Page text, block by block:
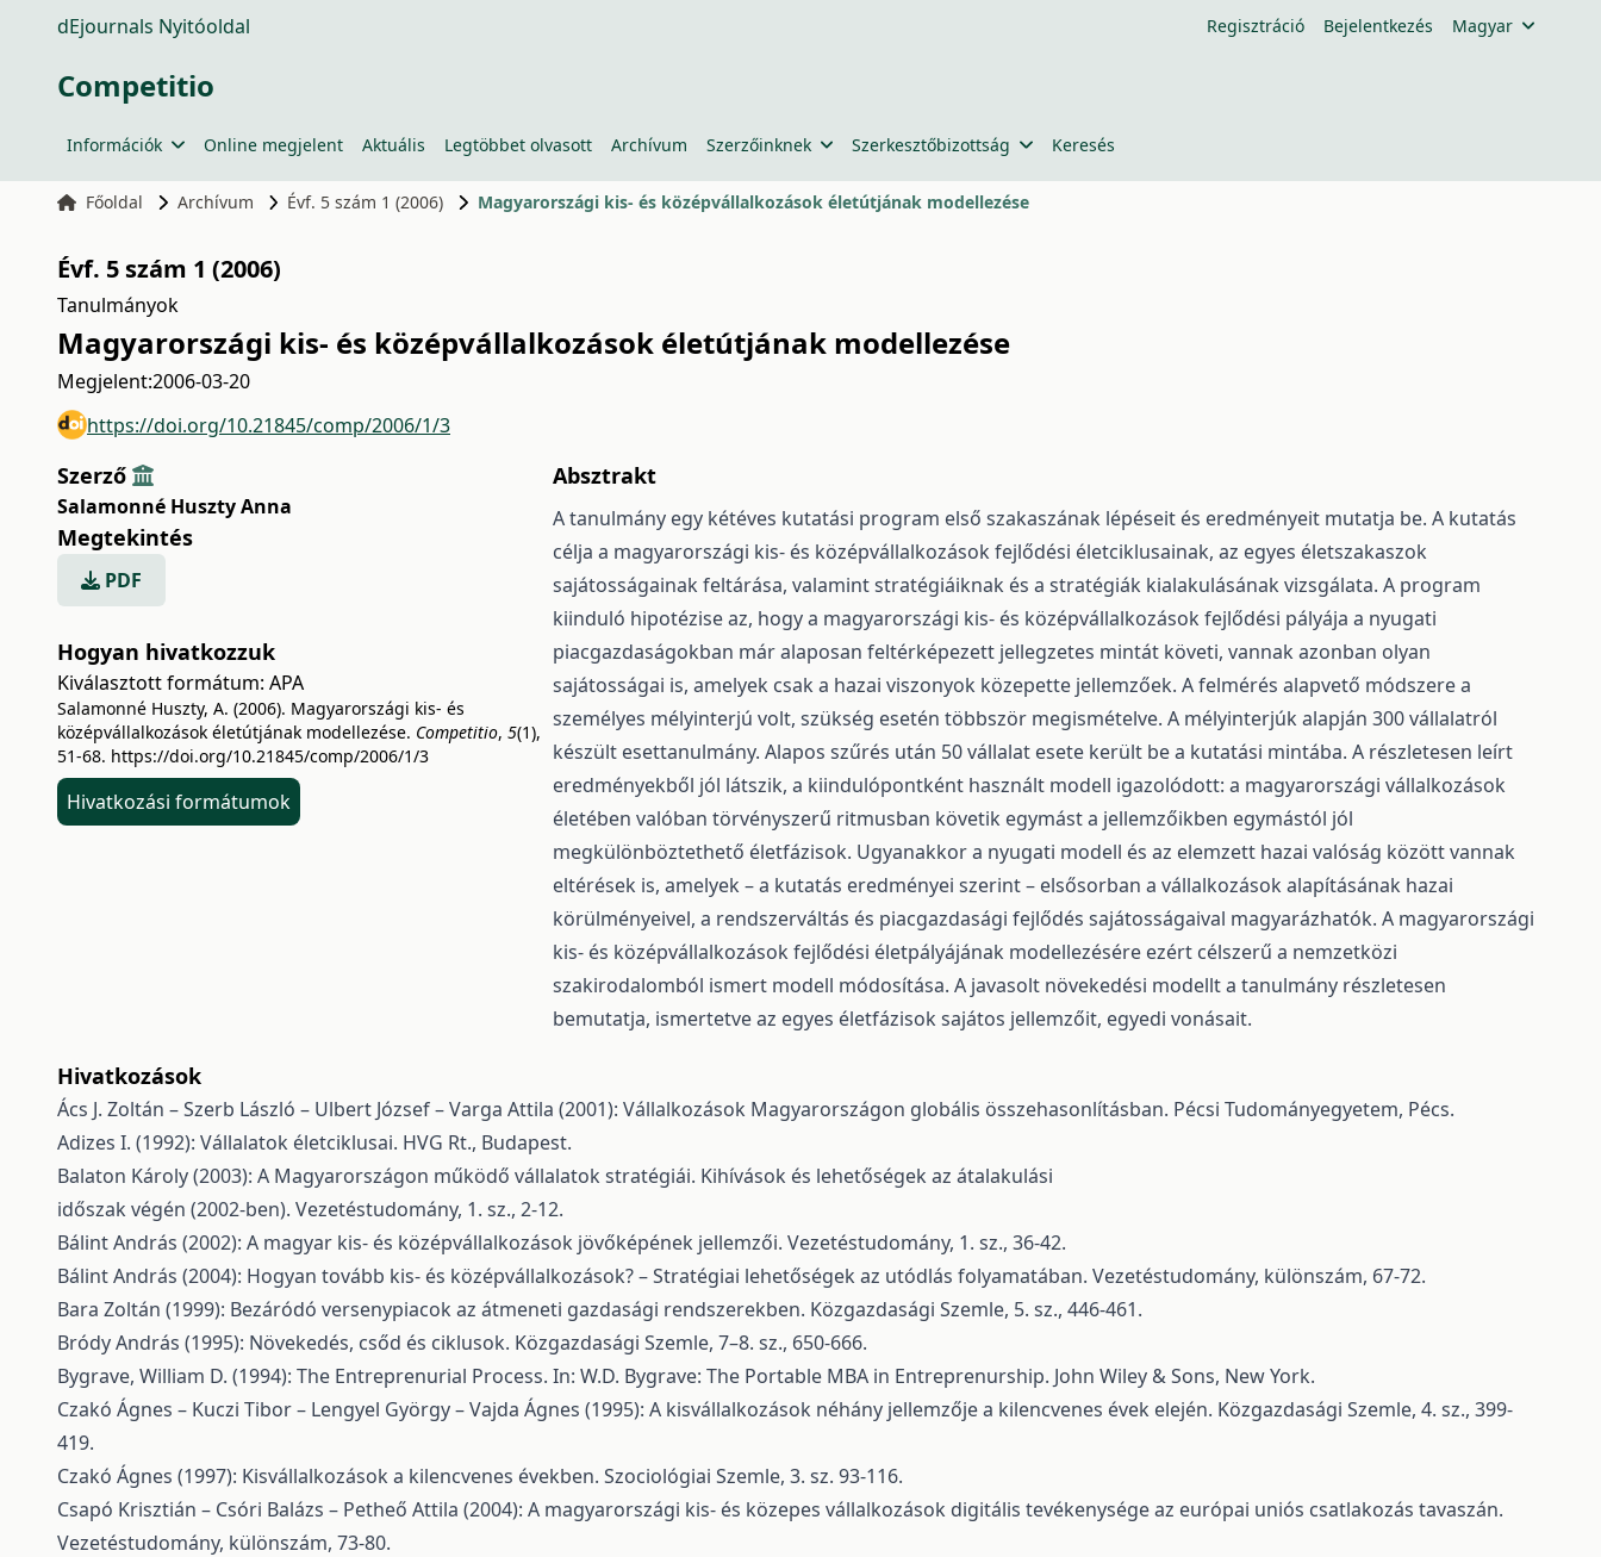
dEjournals Nyitóoldal Regisztráció Bejelentkezés Magyar
Competitio
Információk Online megjelent Aktuális Legtöbbet olvasott Archívum Szerzőinknek Szerkesztőbizottság Keresés
Főoldal Archívum Évf. 5 szám 1 (2006) Magyarországi kis- és középvállalkozások életútjának modellezése
Évf. 5 szám 1 (2006)
Tanulmányok
Magyarországi kis- és középvállalkozások életútjának modellezése
Megjelent:2006-03-20
https://doi.org/10.21845/comp/2006/1/3
Szerző
Salamonné Huszty Anna
Megtekintés
PDF
Hogyan hivatkozzuk
Kiválasztott formátum: APA
Salamonné Huszty, A. (2006). Magyarországi kis- és
középvállalkozások életútjának modellezése. Competitio, 5(1),
51-68. https://doi.org/10.21845/comp/2006/1/3
Hivatkozási formátumok
Absztrakt
A tanulmány egy kétéves kutatási program első szakaszának lépéseit és eredményeit mutatja be. A kutatás
célja a magyarországi kis- és középvállalkozások fejlődési életciklusainak, az egyes életszakaszok
sajátosságainak feltárása, valamint stratégiáiknak és a stratégiák kialakulásának vizsgálata. A program
kiinduló hipotézise az, hogy a magyarországi kis- és középvállalkozások fejlődési pályája a nyugati
piacgazdaságokban már alaposan feltérképezett jellegzetes mintát követi, vannak azonban olyan
sajátosságai is, amelyek csak a hazai viszonyok közepette jellemzőek. A felmérés alapvető módszere a
személyes mélyinterjú volt, szükség esetén többször megismételve. A mélyinterjúk alapján 300 vállalatról
készült esettanulmány. Alapos szűrés után 50 vállalat esete került be a kutatási mintába. A részletesen leírt
eredményekből jól látszik, a kiindulópontként használt modell igazolódott: a magyarországi vállalkozások
életében valóban törvényszerű ritmusban követik egymást a jellemzőikben egymástól jól
megkülönböztethető életfázisok. Ugyanakkor a nyugati modell és az elemzett hazai valóság között vannak
eltérések is, amelyek – a kutatás eredményei szerint – elsősorban a vállalkozások alapításának hazai
körülményeivel, a rendszerváltás és piacgazdasági fejlődés sajátosságaival magyarázhatók. A magyarországi
kis- és középvállalkozások fejlődési életpályájának modellezésére ezért célszerű a nemzetközi
szakirodalomból ismert modell módosítása. A javasolt növekedési modellt a tanulmány részletesen
bemutatja, ismertetve az egyes életfázisok sajátos jellemzőit, egyedi vonásait.
Hivatkozások
Ács J. Zoltán – Szerb László – Ulbert József – Varga Attila (2001): Vállalkozások Magyarországon globális összehasonlításban. Pécsi Tudományegyetem, Pécs.
Adizes I. (1992): Vállalatok életciklusai. HVG Rt., Budapest.
Balaton Károly (2003): A Magyarországon működő vállalatok stratégiái. Kihívások és lehetőségek az átalakulási
időszak végén (2002-ben). Vezetéstudomány, 1. sz., 2-12.
Bálint András (2002): A magyar kis- és középvállalkozások jövőképének jellemzői. Vezetéstudomány, 1. sz., 36-42.
Bálint András (2004): Hogyan tovább kis- és középvállalkozások? – Stratégiai lehetőségek az utódlás folyamatában. Vezetéstudomány, különszám, 67-72.
Bara Zoltán (1999): Bezáródó versenypiacok az átmeneti gazdasági rendszerekben. Közgazdasági Szemle, 5. sz., 446-461.
Bródy András (1995): Növekedés, csőd és ciklusok. Közgazdasági Szemle, 7–8. sz., 650-666.
Bygrave, William D. (1994): The Entreprenurial Process. In: W.D. Bygrave: The Portable MBA in Entreprenurship. John Wiley & Sons, New York.
Czakó Ágnes – Kuczi Tibor – Lengyel György – Vajda Ágnes (1995): A kisvállalkozások néhány jellemzője a kilencvenes évek elején. Közgazdasági Szemle, 4. sz., 399-
419.
Czakó Ágnes (1997): Kisvállalkozások a kilencvenes években. Szociológiai Szemle, 3. sz. 93-116.
Csapó Krisztián – Csóri Balázs – Petheő Attila (2004): A magyarországi kis- és közepes vállalkozások digitális tevékenysége az európai uniós csatlakozás tavaszán.
Vezetéstudomány, különszám, 73-80.